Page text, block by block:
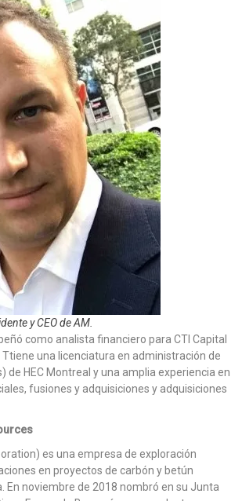
y CEO de AM.
como analista financiero para CTI Capital
Ttiene una licenciatura en administración de
de HEC Montreal y una amplia experiencia en
fusiones y adquisiciones y adquisiciones
es una empresa de exploración
en proyectos de carbón y betún
En noviembre de 2018 nombró en su Junta